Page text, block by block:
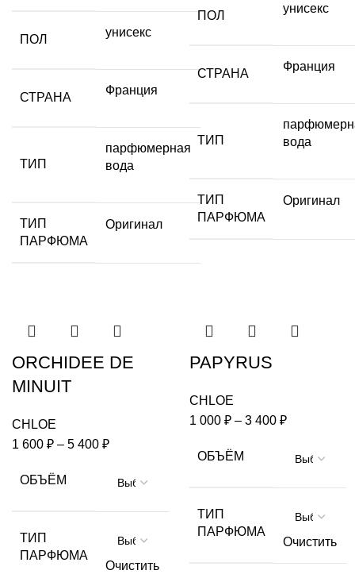
ПОЛ
унисекс
СТРАНА
Франция
ТИП
парфюмерная
вода
ТИП
ПАРФЮМА
Оригинал
ПОЛ
унисекс
СТРАНА
Франция
ТИП
вода
ТИП
ПАРФЮМА
Оригинал
ORCHIDEE DE
MINUIT
CHLOE
1 600 ₽ – 5 400 ₽
ОБЪЁМ
ТИП
ПАРФЮМА
Очистить
PAPYRUS
CHLOE
1 000 ₽ – 3 400 ₽
ОБЪЁМ
ТИП
ПАРФЮМА
Очистить